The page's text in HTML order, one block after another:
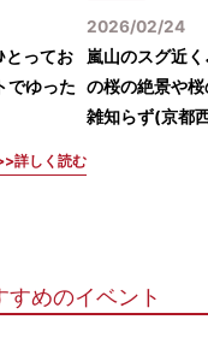
とってお
でゆった
詳しく読む
2026/02/24
嵐山のスグ近
の桜の絶景や
雑知らず(京都
すめのイベント